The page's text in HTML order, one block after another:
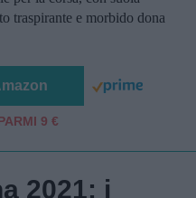
traspirante e morbido dona
9 €
2021: i